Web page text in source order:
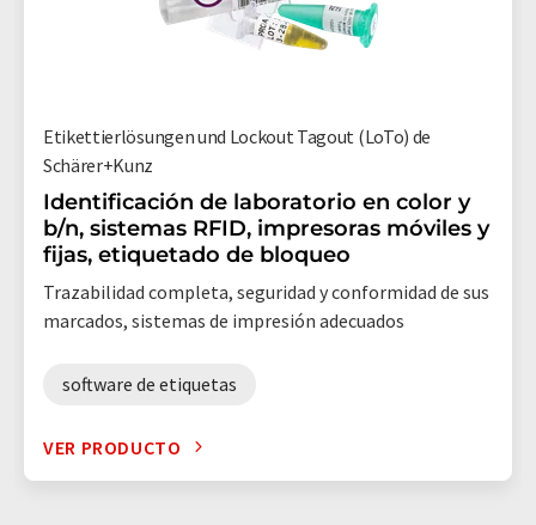
Etikettierlösungen und Lockout Tagout (LoTo) de
Schärer+Kunz
Identificación de laboratorio en color y
b/n, sistemas RFID, impresoras móviles y
fijas, etiquetado de bloqueo
Trazabilidad completa, seguridad y conformidad de sus
marcados, sistemas de impresión adecuados
software de etiquetas
VER PRODUCTO